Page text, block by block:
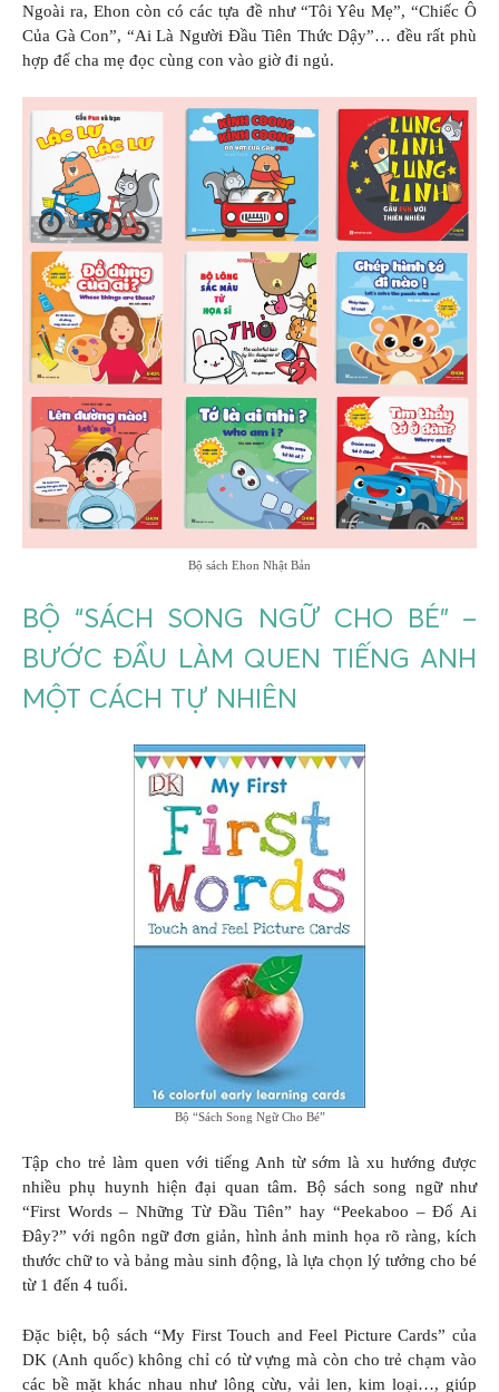
Ngoài ra, Ehon còn có các tựa đề như “Tôi Yêu Mẹ”, “Chiếc Ô
Của Gà Con”, “Ai Là Người Đầu Tiên Thức Dậy”… đều rất phù
hợp để cha mẹ đọc cùng con vào giờ đi ngủ.
Bộ sách Ehon Nhật Bản
BỘ “SÁCH SONG NGỮ CHO BÉ” –
BƯỚC ĐẦU LÀM QUEN TIẾNG ANH
MỘT CÁCH TỰ NHIÊN
Bộ “Sách Song Ngữ Cho Bé”
Tập cho trẻ làm quen với tiếng Anh từ sớm là xu hướng được
nhiều phụ huynh hiện đại quan tâm. Bộ sách song ngữ như
“First Words – Những Từ Đầu Tiên” hay “Peekaboo – Đố Ai
Đây?” với ngôn ngữ đơn giản, hình ảnh minh họa rõ ràng, kích
thước chữ to và bảng màu sinh động, là lựa chọn lý tưởng cho bé
từ 1 đến 4 tuổi.
Đặc biệt, bộ sách “My First Touch and Feel Picture Cards” của
DK (Anh quốc) không chỉ có từ vựng mà còn cho trẻ chạm vào
các bề mặt khác nhau như lông cừu, vải len, kim loại…, giúp